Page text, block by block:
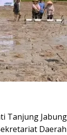
Tanjung